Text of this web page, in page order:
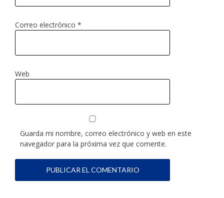
Correo electrónico *
Web
Guarda mi nombre, correo electrónico y web en este
navegador para la próxima vez que comente.